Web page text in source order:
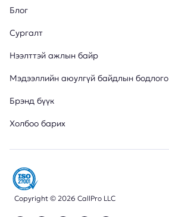
Блог
Сургалт
Нээлттэй ажлын байр
Мэдээллийн аюулгүй байдлын бодлого
Брэнд бүүк
Холбоо барих
Copyright © 2026 CallPro LLC